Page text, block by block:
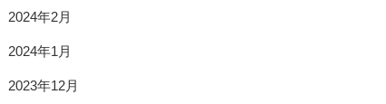
2024年2月
2024年1月
2023年12月